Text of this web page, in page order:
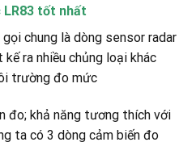
LR83 tốt nhất
chung là dòng sensor radar
ra nhiều chủng loại khác
trường đo mức
đo; khả năng tương thích với
ta có 3 dòng cảm biến đo